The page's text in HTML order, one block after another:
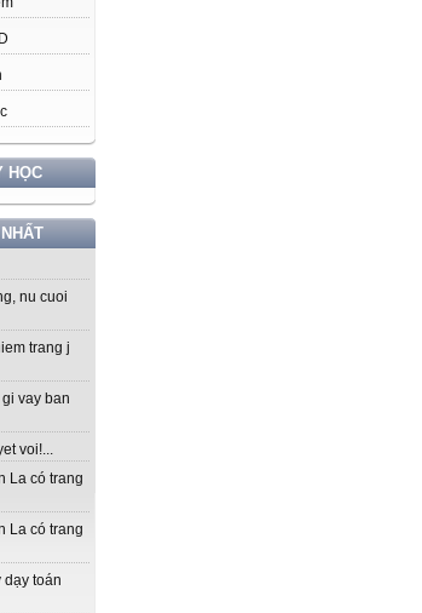
HỌC
nu cuoi
trang j
vay ban
voi!...
La có trang
La có trang
dạy toán